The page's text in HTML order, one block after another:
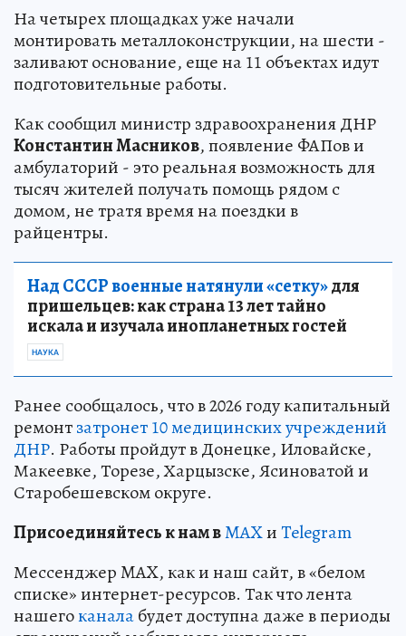
На четырех площадках уже начали
монтировать металлоконструкции, на шести -
заливают основание, еще на 11 объектах идут
подготовительные работы.
Как сообщил министр здравоохранения ДНР
Константин Масников, появление ФАПов и
амбулаторий - это реальная возможность для
тысяч жителей получать помощь рядом с
домом, не тратя время на поездки в
райцентры.
Над СССР военные натянули «сетку»для
пришельцев: как страна 13 лет тайно
искала и изучала инопланетных гостей
НАУКА
Ранее сообщалось, что в 2026 году капитальный
ремонтзатронет 10 медицинских учреждений
ДНР. Работы пройдут в Донецке, Иловайске,
Макеевке, Торезе, Харцызске, Ясиноватой и
Старобешевском округе.
Присоединяйтесь к нам вMAXиTelegram
Мессенджер MAX, как и наш сайт, в «белом
списке» интернет-ресурсов. Так что лента
нашегоканалабудет доступна даже в периоды